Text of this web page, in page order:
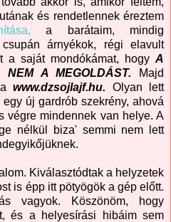
és rendetlennek éreztem
a barátaim, mindig
árnyékok, régi elavult
a saját mondókámat, hogy A
NEM A MEGOLDÁST.
Majd
www.dzsojlajf.hu. Olyan lett
új gardrób szekrény, ahová
végre mindennek van helye. A
nélkül biza' semmi nem lett
Kiválasztódtak a helyzetek
is épp itt pötyögök a gép előtt.
vagyok. Köszönöm, hogy
és a helyesírási hibáim sem